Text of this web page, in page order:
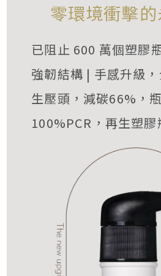
零環境衝擊
已阻止 600 萬個塑膠
強韌結構 | 手感升級
生壓頭，減碳66%，
100%PCR，再生塑